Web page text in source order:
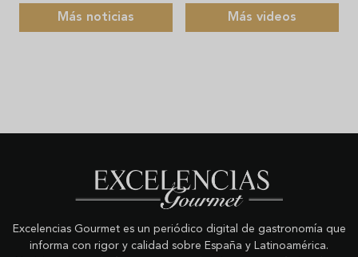
Más noticias Más videos
Excelencias Gourmet es un periódico digital de gastronomía que
informa con rigor y calidad sobre España y Latinoamérica.